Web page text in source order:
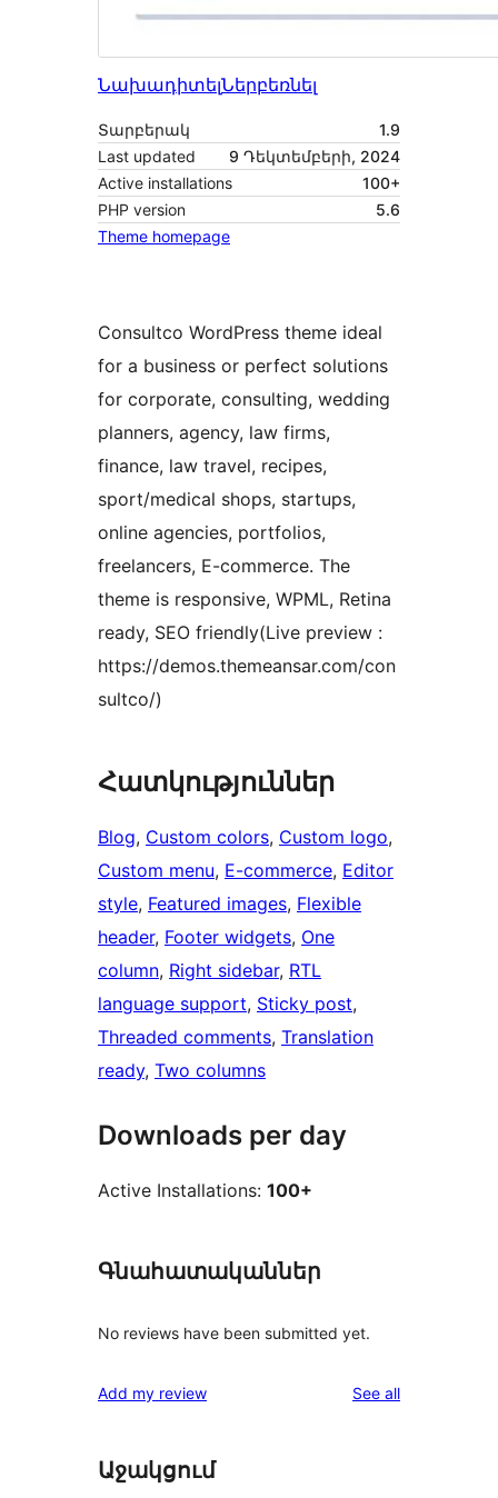
ՆախադիտելՆերբեռնել
Տարբերակ
1.9
Last updated
9 Դեկտեմբերի, 2024
Active installations
100+
PHP version
5.6
Theme homepage
Consultco WordPress theme ideal
for a business or perfect solutions
for corporate, consulting, wedding
planners, agency, law firms,
finance, law travel, recipes,
sport/medical shops, startups,
online agencies, portfolios,
freelancers, E-commerce. The
theme is responsive, WPML, Retina
ready, SEO friendly(Live preview :
https://demos.themeansar.com/con
sultco/)
Հատկություններ
Blog, Custom colors, Custom logo
Custom menu, E-commerce, Editor
style, Featured images, Flexible
header, Footer widgets, One
column, Right sidebar, RTL
language support, Sticky post
Threaded comments, Translation
ready, Two columns
Downloads per day
Active Installations: 100+
Գնահատականներ
No reviews have been submitted yet.
Add my review See allreviews
Աջակցում